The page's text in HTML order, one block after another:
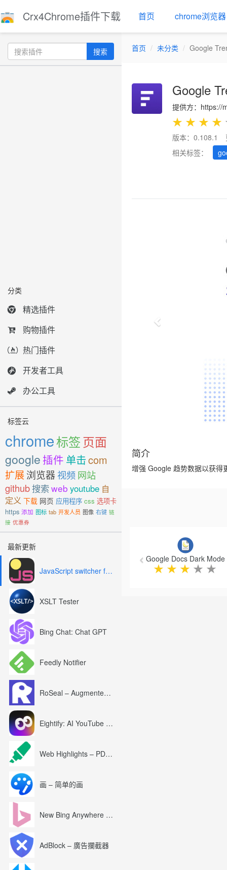
Crx4Chrome插件下载 首页 chrome浏览器
搜索
分类
精选插件
购物插件
热门插件
开发者工具
办公工具
标签云
chrome标签页面
google 插件 单击com
扩展浏览器 视频网站
github搜索web youtube 自
定义 下载 网页 应用程序 css 选项卡
https 添加 图标 tab 开发人员 图像 右键 链
接 优惠券
最新更新
JavaScript switcher for SEO and development
XSLT Tester
Bing Chat: Chat GPT
Feedly Notifier
RoSeal – Augmented Roblox Experience
Eightify: AI YouTube Summary with ChatGPT
Web Highlights – PDF & Web Highlighter
画 – 简单的画
New Bing Anywhere (Bing Chat GPT-4)
AdBlock – 廣告攔截器
首页 未分类 Google
Google
提供方：https://
★ ★ ★ ★
版本：0.108.1
相关标签：
简介
增强 Google 趋势数据以获得
Google Docs Dark Mode
★ ★ ★ ★ ★